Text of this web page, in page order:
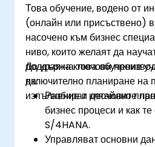
Това обучение, водено от
(онлайн или присъствено)
насочено към бизнес
ниво, които желаят да
поддържа ключови
включително планиране на
изпълнение и детайлно
До края на това обучение
да:
Разбират ключовите
бизнес процеси и как
S/4HANA.
Управляват основни